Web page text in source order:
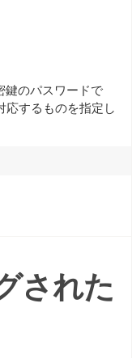
鍵のパスワードで
応するものを指定し
された